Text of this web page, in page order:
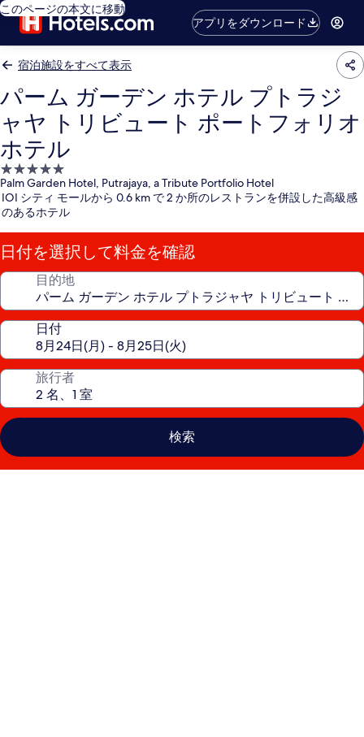
このページの本文に移動
アプリをダウンロード
宿泊施設をすべて表示
パーム ガーデン ホテル プトラジ
ャヤ トリビュート ポートフォリオ
ホテル
5.0
つ
星
泊
施
設
Palm Garden Hotel, Putrajaya, a Tribute Portfolio Hotel
IOI シティ モールから 0.6 km で 2 か所のレストランを併設した高級感
のあるホテル
日付を選択して料金を確認
目的地
日付
旅行者
検索